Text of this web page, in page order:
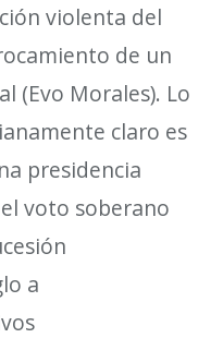
violenta del
de un
(Evo Morales). Lo
claro es
presidencia
voto soberano
a